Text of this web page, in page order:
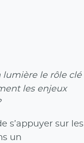
lumière le rôle clé
les enjeux
s’appuyer sur les
un